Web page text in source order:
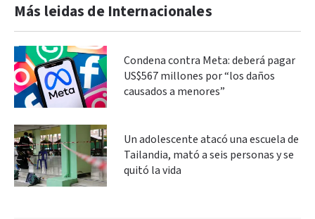
Más leidas de Internacionales
Condena contra Meta: deberá pagar
US$567 millones por “los daños
causados a menores”
Un adolescente atacó una escuela de
Tailandia, mató a seis personas y se
quitó la vida